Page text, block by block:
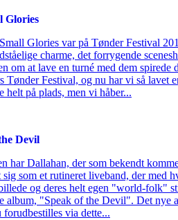
Glories
Glories var på Tønder Festival
charme, det forrygende
om at lave en turné med dem spirede
Tønder Festival, og nu har vi så lavet
helt på plads, men vi håber...
Devil
har Dallahan, der som bekendt
sig som et rutineret liveband, der med
og deres helt egen "world-folk"
album, "Speak of the Devil". Det nye
forudbestilles via dette...